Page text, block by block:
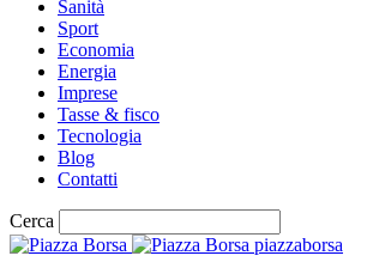
Sanità
Sport
Economia
Energia
Imprese
Tasse & fisco
Tecnologia
Blog
Contatti
Cerca
piazzaborsa